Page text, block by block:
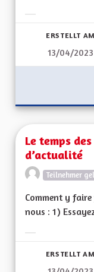
ERSTELLT AM
13/04/2023
Le temps
d’actualité
Teilnehmer
Comment y
nous : 1)
ERSTELLT AM